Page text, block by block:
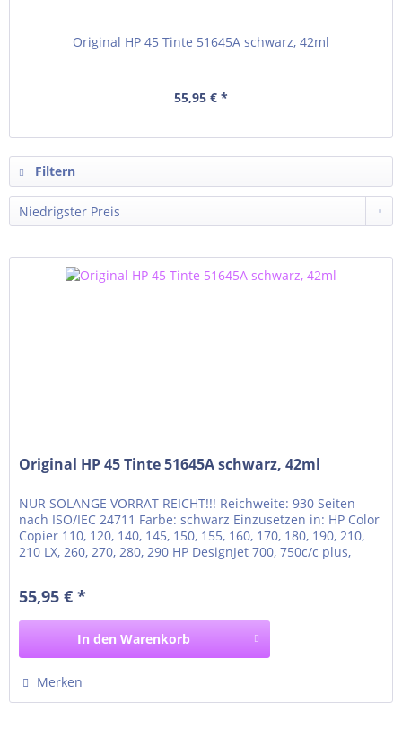
Original HP 45 Tinte 51645A schwarz, 42ml
55,95 € *
Filtern
Original HP 45 Tinte 51645A schwarz, 42ml
NUR SOLANGE VORRAT REICHT!!! Reichweite: 930 Seiten
nach ISO/IEC 24711 Farbe: schwarz Einzusetzen in: HP Color
Copier 110, 120, 140, 145, 150, 155, 160, 170, 180, 190, 210,
210 LX, 260, 270, 280, 290 HP DesignJet 700, 750c/c plus,
1220c, 1220c/ps, 1220cse,...
55,95 € *
In den Warenkorb
Merken